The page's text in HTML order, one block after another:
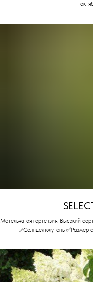
Метельчатая гортензия. Высокий
✅Солнце/полутень ✅Размер